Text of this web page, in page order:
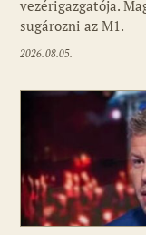
vezérigazgatója.
sugározni az M1.
2026.08.05.